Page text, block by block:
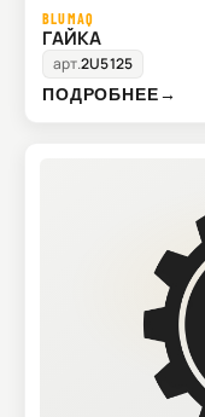
BLUMAQ
ГАЙКА
арт.2U5125
ПОДРОБНЕЕ→